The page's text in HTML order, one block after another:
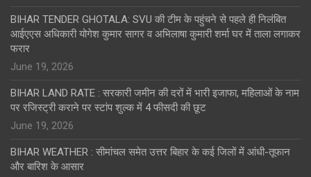
BIHAR TENDER GHOTALA: SVU की टीम के पहुंचने से पहले ही निलंबित
आईएएस अधिकारी योगेश कुमार सागर व अभिलाषा कुमारी शर्मा घर में ताला लगाकर
फरार
June 19, 2026
BIHAR LAND RATE : सरकारी जमीन की दरों में भारी इजाफा, महिलाओं के नाम
पर रजिस्ट्री कराने पर स्टांप शुल्क में 4 फीसदी की छूट
June 19, 2026
BIHAR WEATHER : सीमांचल समेत उत्तर बिहार के कई जिलों में आंधी-तूफान
और बारिश के आसार